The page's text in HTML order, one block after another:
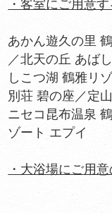
・客室にご用意す
あかん遊久の里
／北天の丘 あば
しこつ湖 鶴雅リ
別荘 碧の座／定
ニセコ昆布温泉
ゾート エプイ
・大浴場にご用